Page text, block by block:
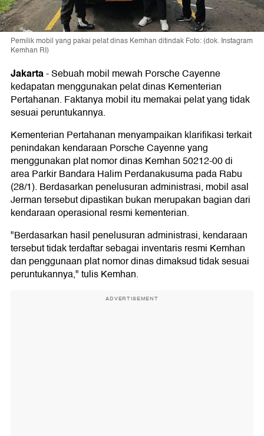
Pemilik mobil yang pakai pelat dinas Kemhan ditindak Foto: (dok. Instagram
Kemhan RI)
Jakarta-Sebuah mobil mewah Porsche Cayenne
kedapatan menggunakan pelat dinas Kementerian
Pertahanan. Faktanya mobil itu memakai pelat yang tidak
sesuai peruntukannya.
Kementerian Pertahanan menyampaikan klarifikasi terkait
penindakan kendaraan Porsche Cayenne yang
menggunakan plat nomor dinas Kemhan 50212-00 di
area Parkir Bandara Halim Perdanakusuma pada Rabu
(28/1). Berdasarkan penelusuran administrasi, mobil asal
Jerman tersebut dipastikan bukan merupakan bagian dari
kendaraan operasional resmi kementerian.
"Berdasarkan hasil penelusuran administrasi, kendaraan
tersebut tidak terdaftar sebagai inventaris resmi Kemhan
dan penggunaan plat nomor dinas dimaksud tidak sesuai
peruntukannya," tulis Kemhan.
ADVERTISEMENT